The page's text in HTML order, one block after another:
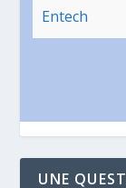
Entech
UNE